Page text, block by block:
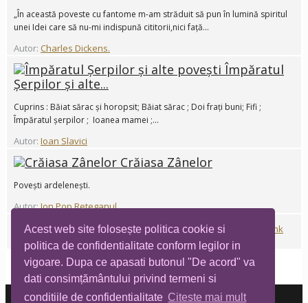
Acest web site folosește politica cookie si
politica de confidentialitate conform legilor in
vigoare. Dupa ce apasati butonul "De acord" va
dati consimțământului privind termeni si
conditiile de confidentialitate Citeste mai mult
„În această poveste cu fantome m-am străduit să pun în lumină spiritul
unei Idei care să nu-mi indispună cititorii,nici față...
Autor: Charles Dickens.
Împăratul
Șerpilor și alte...
Cuprins : Băiat sărac și horopsit; Băiat sărac ; Doi frați buni; Fifi ;
Împăratul șerpilor ; Ioanea mamei ;...
Autor: Ioan Slavici
Crăiasa Zânelor
Povești ardelenești.
Autor:Ion Pop Reteganul
Vrăjitorul din Oz
L.Frank
Baum